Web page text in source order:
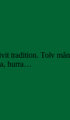
tradition. Tolv
hurra…